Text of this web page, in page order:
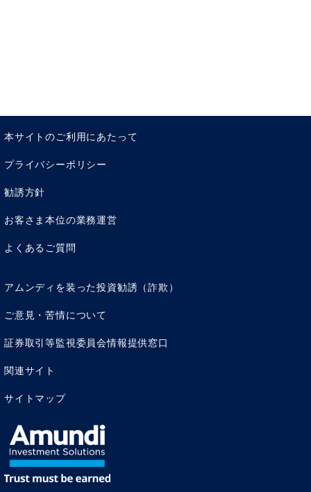
本サイトのご利用にあたって
プライバシーポリシー
勧誘方針
お客さま本位の業務運営
よくあるご質問
アムンディを装った投資勧誘（詐欺）
ご意見・苦情について
証券取引等監視委員会情報提供窓口
関連サイト
サイトマップ